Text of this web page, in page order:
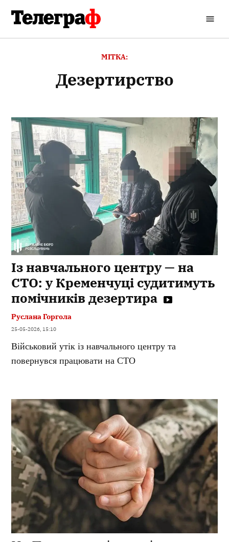
вмісту
Телеграф
МІТКА:
дезертирство
Із навчального центру — на
СТО: у Кременчуці судитимуть
помічників дезертира
Руслана Горгола
25-05-2026, 15:10
Військовий утік із навчального центру та
повернувся працювати на СТО